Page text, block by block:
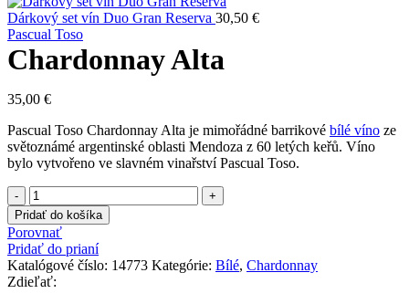
Dárkový set vín Duo Gran Reserva 30,50 €
Pascual Toso
Chardonnay Alta
35,00 €
Pascual Toso Chardonnay Alta je mimořádné barrikové bílé víno ze
světoznámé argentinské oblasti Mendoza z 60 letých keřů. Víno
bylo vytvořeno ve slavném vinařství Pascual Toso.
množstvo
Chardonnay
Alta
Pridať do košíka
Porovnať
Pridať do prianí
Katalógové číslo: 14773 Kategórie: Bílé, Chardonnay
Zdieľať: